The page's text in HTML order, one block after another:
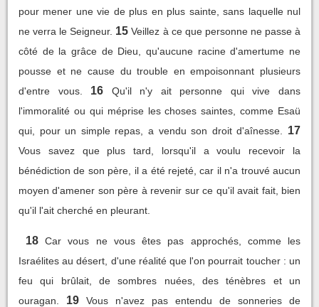
pour mener une vie de plus en plus sainte, sans laquelle nul
ne verra le Seigneur. 15 Veillez à ce que personne ne passe à
côté de la grâce de Dieu, qu'aucune racine d'amertume ne
pousse et ne cause du trouble en empoisonnant plusieurs
d'entre vous.
16
Qu'il n'y ait personne qui vive dans
l'immoralité ou qui méprise les choses saintes, comme Esaü
qui, pour un simple repas, a vendu son droit d'aînesse.
17
Vous savez que plus tard, lorsqu'il a voulu recevoir la
bénédiction de son père, il a été rejeté, car il n'a trouvé aucun
moyen d'amener son père à revenir sur ce qu'il avait fait, bien
qu'il l'ait cherché en pleurant.
18 Car vous ne vous êtes pas approchés, comme les
Israélites au désert, d'une réalité que l'on pourrait toucher : un
feu qui brûlait, de sombres nuées, des ténèbres et un
ouragan.
19
Vous n'avez pas entendu de sonneries de